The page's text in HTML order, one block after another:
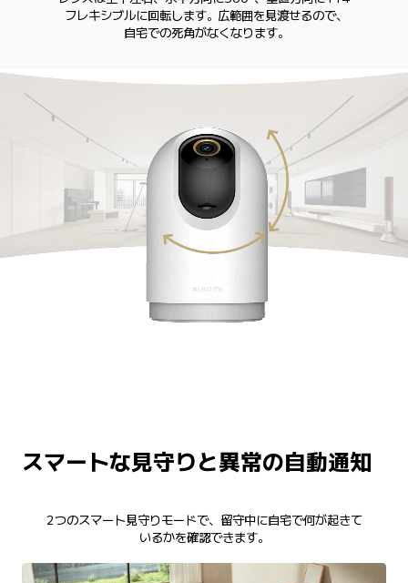
フレキシブルに回転します。広範囲を見渡せるので、
自宅での死角がなくなります。
スマートな見守りと異常の自動通知
2つのスマート見守りモードで、留守中に自宅で何が起きて
いるかを確認できます。